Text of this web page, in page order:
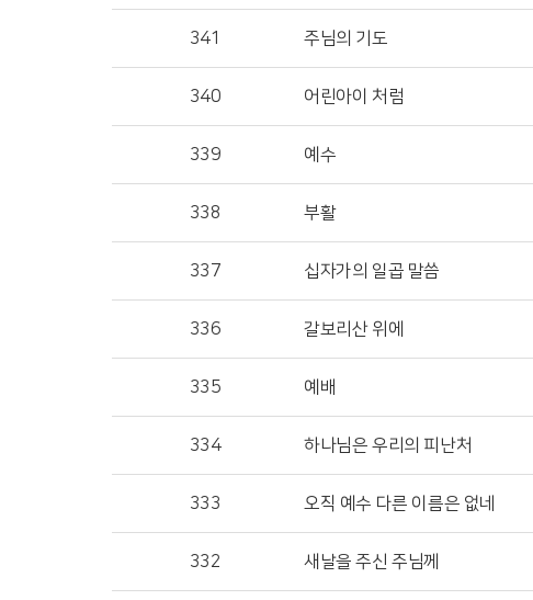
341 주님의 기도
340 어린아이 처럼
339 예수
338 부활
337 십자가의 일곱 말씀
336 갈보리산 위에
335 예배
334 하나님은 우리의 피난처
333 오직 예수 다른 이름은 없네
332 새날을 주신 주님께